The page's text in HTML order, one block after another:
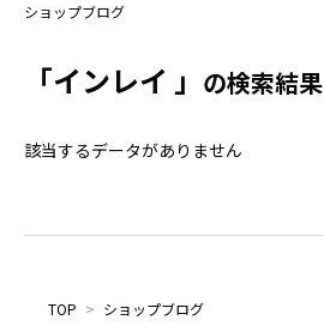
ショップブログ
「インレイ 」 の検索結果
該当するデータがありません
TOP > ショップブログ